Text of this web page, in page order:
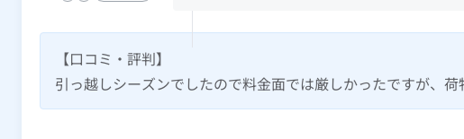
【口コミ・評判】
引っ越しシーズンでしたので料金面では厳しかったですが、